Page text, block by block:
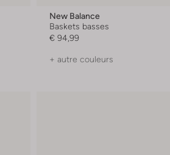
New Balance
Baskets basses
€ 94,99
+ autre couleurs